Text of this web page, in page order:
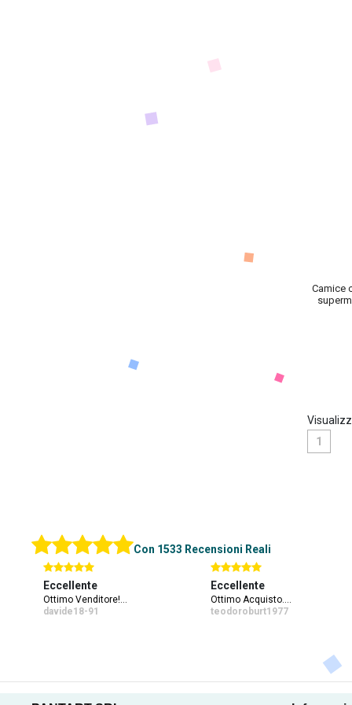
Camice
1
Con 1533 Recensioni Reali
Eccellente
Ottimo Venditore!...
davide18-91
Eccellente
Ottimo Acquisto....
teodoroburt1977